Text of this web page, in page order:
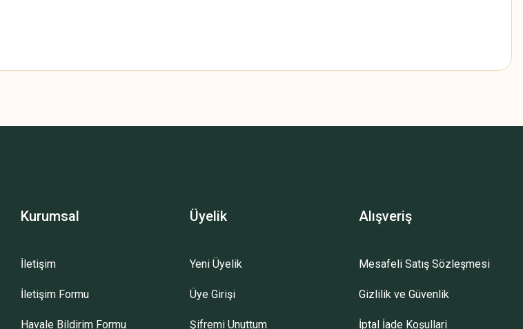
Bu ürüne ilk yorumu siz yapın!
Gönder
Kurumsal
İletişim
İletişim Formu
Havale Bildirim Formu
Üyelik
Yeni Üyelik
Üye Girişi
Şifremi Unuttum
Alışveriş
Mesafeli Satış Sözleşmesi
Gizlilik ve Güvenlik
İptal İade Koşullari